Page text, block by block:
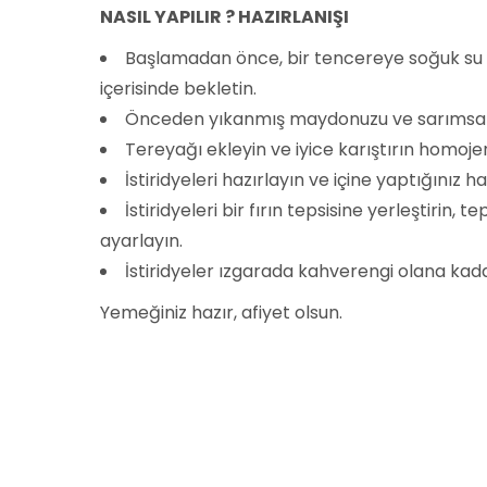
NASIL YAPILIR ? HAZIRLANIŞI
Başlamadan önce, bir tencereye soğuk
içerisinde bekletin.
Önceden yıkanmış maydonuzu ve
Tereyağı ekleyin ve iyice karıştırın
İstiridyeleri hazırlayın ve içine yaptığınız
İstiridyeleri bir fırın tepsisine yerleştirin,
ayarlayın.
İstiridyeler ızgarada kahverengi olana
Yemeğiniz hazır, afiyet olsun.